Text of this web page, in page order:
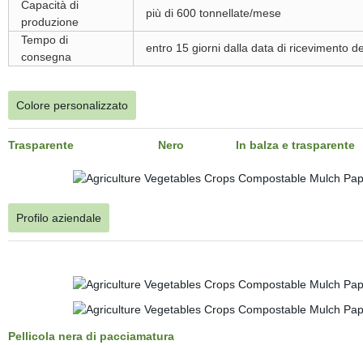
Capacità di
produzione
più di 600 tonnellate/mese
Tempo di
consegna
entro 15 giorni dalla data di ricevimento
Colore personalizzato
Trasparente Nero In balza e trasparente
Profilo aziendale
Pellicola nera di pacciamatura